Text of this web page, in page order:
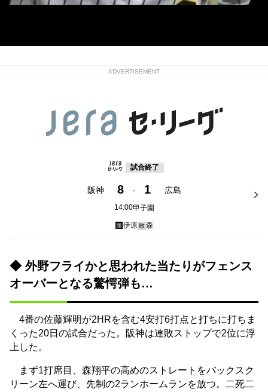
ADVERTISEMENT
試合終了
阪神 8 - 1 広島
14:00甲子園
勝伊原敗森
◆ 外野フライかと思われた当たりがフェンス
オーバーとなる驚愕弾も…
4番の佐藤輝明が2HRを含む4安打6打点と打ちに打ちま
くった20日の試合だった。阪神は連敗ストップで2位に浮
上した。
まず1打席目、森翔平の高めのストレートをバックスク
リーン左へ運び、先制の2ランホームランを放つ。二死二